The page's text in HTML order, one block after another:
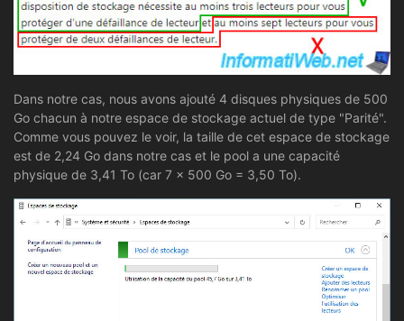
Dans notre cas, nous avons ajouté 4 disques physiques de 500
Go chacun à notre espace de stockage actuel de type "Parité".
Comme vous pouvez le voir, la taille de cet espace de stockage
est de 2,24 Go dans notre cas et le pool a une capacité
physique de 3,41 To (car 7 x 500 Go = 3,50 To).